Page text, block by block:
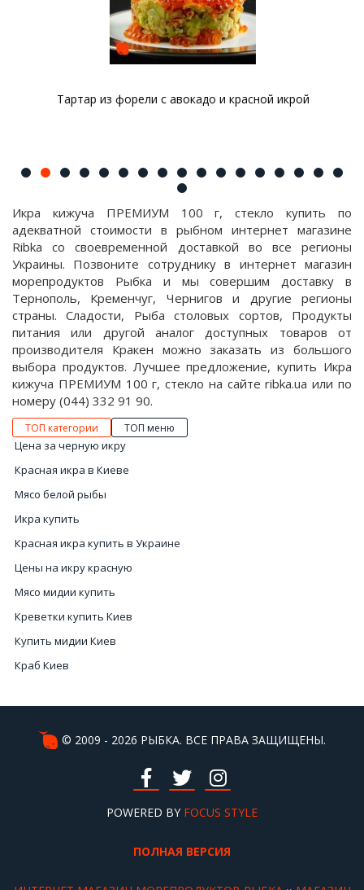
Тартар из форели с авокадо и красной икрой
Икра кижуча ПРЕМИУМ 100 г, стекло купить по
адекватной стоимости в рыбном интернет магазине
Ribka со своевременной доставкой во все регионы
Украины. Позвоните сотруднику в интернет магазин
морепродуктов Рыбка и мы совершим доставку в
Тернополь, Кременчуг, Чернигов и другие регионы
страны. Сладости, Рыба столовых сортов, Продукты
питания или другой аналог доступных товаров от
производителя Кракен можно заказать из большого
выбора продуктов. Лучшее предложение, купить Икра
кижуча ПРЕМИУМ 100 г, стекло на сайте ribka.ua или по
номеру (044) 332 91 90.
ТОП категории ТОП меню
Цена за черную икру
Красная икра в Киеве
Мясо белой рыбы
Икра купить
Красная икра купить в Украине
Цены на икру красную
Мясо мидии купить
Креветки купить Киев
Купить мидии Киев
Краб Киев
Стоимость натуральной черной икры
Мясо морского гребешка цена
Морской еж купить
Дорогая рыба
© 2009 - 2026 РЫБКА. ВСЕ ПРАВА ЗАЩИЩЕНЫ.
POWERED BY FOCUS STYLE
ПОЛНАЯ ВЕРСИЯ